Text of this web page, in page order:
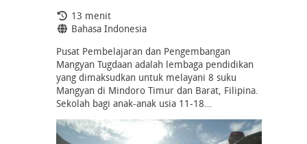
Durasi:
13 menit
Bahasa:
Bahasa Indonesia
Pusat Pembelajaran dan Pengembangan
Mangyan Tugdaan adalah lembaga pendidikan
yang dimaksudkan untuk melayani 8 suku
Mangyan di Mindoro Timur dan Barat, Filipina.
Sekolah bagi anak-anak usia 11-18…